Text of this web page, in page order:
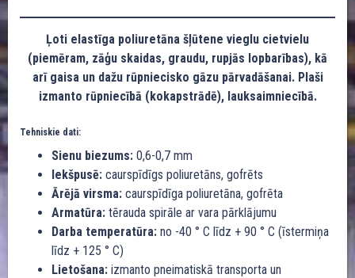
Ļoti elastīga poliuretāna šļūtene vieglu cietvielu
(piemēram, zāģu skaidas, graudu, rupjās lopbarības), kā
arī gaisa un dažu rūpniecisko gāzu pārvadāšanai. Plaši
izmanto rūpniecībā (kokapstrādē), lauksaimniecībā.
Tehniskie dati:
Sienu biezums: 0,6-0,7 mm
Iekšpusē: caurspīdīgs poliuretāns, gofrēts
Ārējā virsma: caurspīdīga poliuretāna, gofrēta
Armatūra: tērauda spirāle ar vara pārklājumu
Darba temperatūra: no -40 ° C līdz + 90 ° C (īstermiņa
līdz + 125 ° C)
Lietošana: izmanto pneimatiskā transporta un